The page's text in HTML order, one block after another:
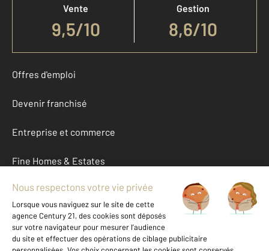
Vente
9,5/10
Gestion
8,6/10
Offres d'emploi
Devenir franchisé
Entreprise et commerce
Fine Homes & Estates
À propos
International
Nous contacter